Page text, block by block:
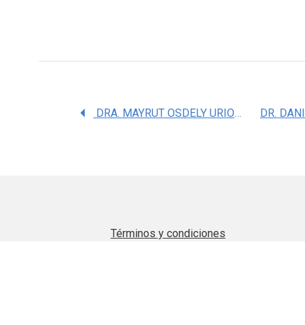
DRA. MAYRUT OSDELY URIOSTEGUI ACOSTA
Términos y condiciones